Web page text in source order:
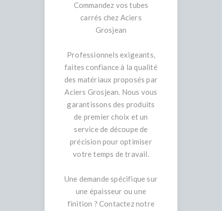
Commandez vos tubes
carrés chez Aciers
Grosjean
Professionnels exigeants,
faites confiance à la qualité
des matériaux proposés par
Aciers Grosjean. Nous vous
garantissons des produits
de premier choix et un
service de découpe de
précision pour optimiser
votre temps de travail.
Une demande spécifique sur
une épaisseur ou une
finition ? Contactez notre